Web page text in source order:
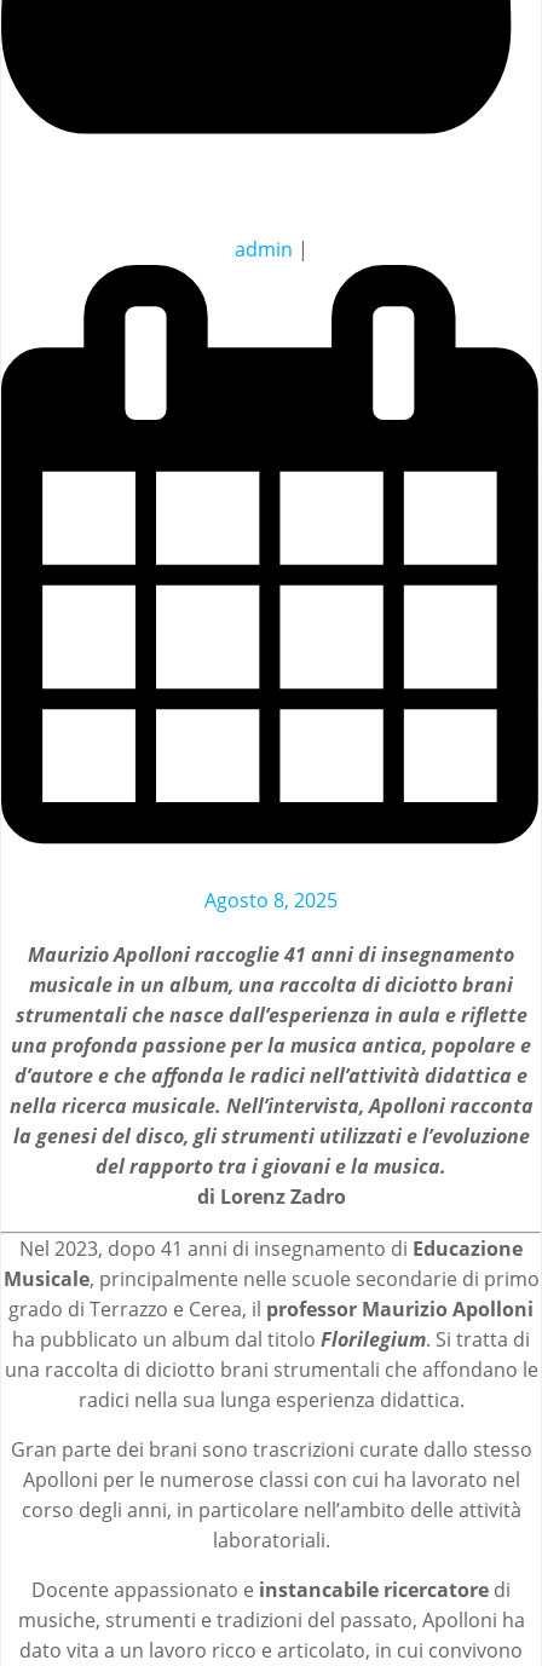
admin |
Agosto 8, 2025
Maurizio Apolloni raccoglie 41 anni di insegnamento
musicale in un album, una raccolta di diciotto brani
strumentali che nasce dall’esperienza in aula e riflette
una profonda passione per la musica antica, popolare e
d’autore e che affonda le radici nell’attività didattica e
nella ricerca musicale. Nell’intervista, Apolloni racconta
la genesi del disco, gli strumenti utilizzati e l’evoluzione
del rapporto tra i giovani e la musica.
di Lorenz Zadro
Nel 2023, dopo 41 anni di insegnamento di Educazione
Musicale, principalmente nelle scuole secondarie di primo
grado di Terrazzo e Cerea, il professor Maurizio Apolloni
ha pubblicato un album dal titolo Florilegium. Si tratta di
una raccolta di diciotto brani strumentali che affondano le
radici nella sua lunga esperienza didattica.
Gran parte dei brani sono trascrizioni curate dallo stesso
Apolloni per le numerose classi con cui ha lavorato nel
corso degli anni, in particolare nell’ambito delle attività
laboratoriali.
Docente appassionato e instancabile ricercatore di
musiche, strumenti e tradizioni del passato, Apolloni ha
dato vita a un lavoro ricco e articolato, in cui convivono